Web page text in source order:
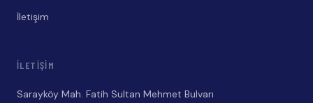
İletişim
İLETIŞIM
Sarayköy Mah. Fatih Sultan Mehmet Bulvarı